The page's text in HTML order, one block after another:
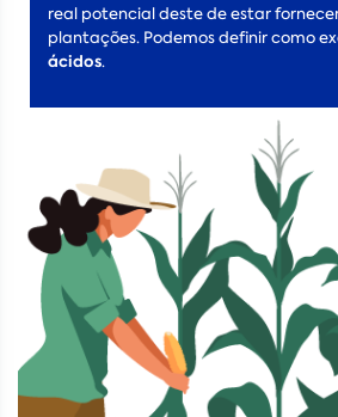
real potencial deste de estar
plantações. Podemos definir como
ácidos.